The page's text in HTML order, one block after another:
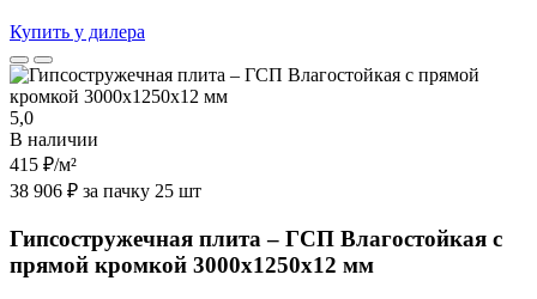
Купить у дилера
5,0
В наличии
415 ₽/м²
38 906 ₽ за пачку 25 шт
Гипсостружечная плита – ГСП Влагостойкая с
прямой кромкой 3000х1250х12 мм